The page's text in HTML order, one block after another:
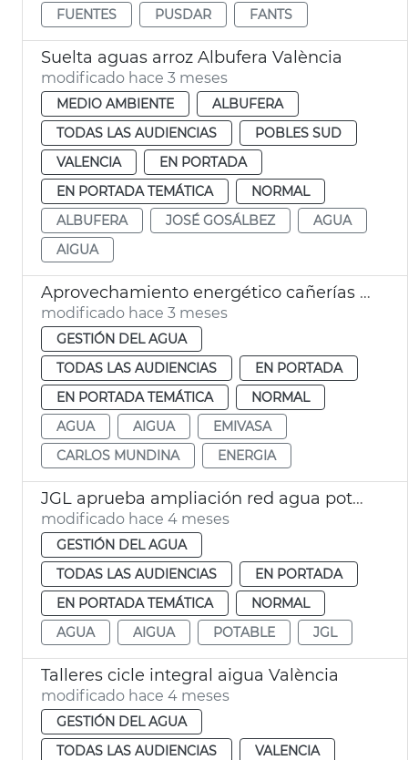
FUENTES PUSDAR FANTS
Suelta aguas arroz Albufera València
modificado hace 3 meses
MEDIO AMBIENTE
ALBUFERA
TODAS LAS AUDIENCIAS
POBLES SUD
VALENCIA
EN PORTADA
EN PORTADA TEMÁTICA
NORMAL
ALBUFERA
JOSÉ GOSÁLBEZ
AGUA
AIGUA
Aprovechamiento energético cañerías agua València
modificado hace 3 meses
GESTIÓN DEL AGUA
TODAS LAS AUDIENCIAS
EN PORTADA
EN PORTADA TEMÁTICA
NORMAL
AGUA
AIGUA
EMIVASA
CARLOS MUNDINA
ENERGIA
JGL aprueba ampliación red agua potable València
modificado hace 4 meses
GESTIÓN DEL AGUA
TODAS LAS AUDIENCIAS
EN PORTADA
EN PORTADA TEMÁTICA
NORMAL
AGUA
AIGUA POTABLE JGL
Talleres cicle integral aigua València
modificado hace 4 meses
GESTIÓN DEL AGUA
TODAS LAS AUDIENCIAS
VALENCIA